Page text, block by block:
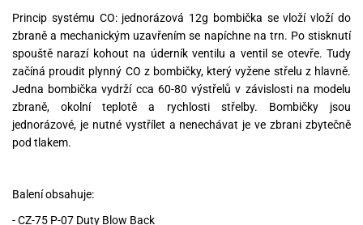
Princip systému CO: jednorázová 12g bombička se vloží vloží do
zbraně a mechanickým uzavřením se napíchne na trn. Po stisknutí
spouště narazí kohout na úderník ventilu a ventil se otevře. Tudy
začíná proudit plynný CO z bombičky, který vyžene střelu z hlavně.
Jedna bombička vydrží cca 60-80 výstřelů v závislosti na modelu
zbraně, okolní teplotě a rychlosti střelby. Bombičky jsou
jednorázové, je nutné vystřílet a nenechávat je ve zbrani zbytečně
pod tlakem.
Balení obsahuje:
- CZ-75 P-07 Duty Blow Back